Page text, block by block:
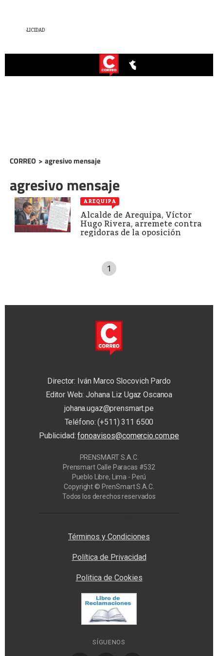
CORREO > agresivo mensaje
agresivo mensaje
AREQUIPA
Alcalde de Arequipa, Víctor
Hugo Rivera, arremete contra
regidoras de la oposición
1
Director: Iván Marco Slocovich Pardo
Editor Web: Johana Liz Ugaz Oscanoa
johana.ugaz@prensmart.pe
Teléfono: (+511) 311 6500
Publicidad:fonoavisos@comercio.com.pe
PRENSMART S.A.C.
Prensmart Calle Paracas #532
Pueblo Libre, Lima - Perú
Copyright © PrenSmart S.A.C.
Todos los derechos reservados
Términos y Condiciones
Política de Privacidad
Politica de Cookies
SÍGUENOS